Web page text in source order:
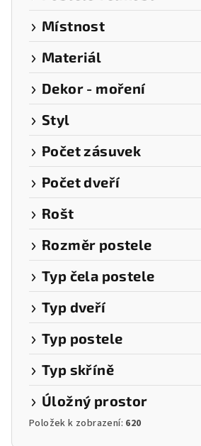
Místnost
Materiál
Dekor - moření
Styl
Počet zásuvek
Počet dveří
Rošt
Rozměr postele
Typ čela postele
Typ dveří
Typ postele
Typ skříně
Úložný prostor
Položek k zobrazení: 620